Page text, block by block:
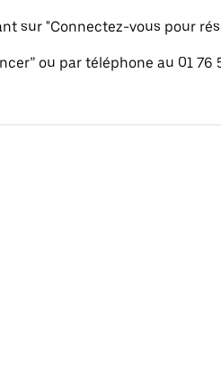
sur "Connectez-vous pour
ou par téléphone au 01 76